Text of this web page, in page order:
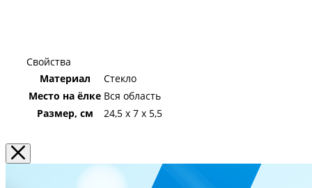
Свойства
Материал
Стекло
Место на ёлке Вся область
Размер, см
24,5 х 7 х 5,5